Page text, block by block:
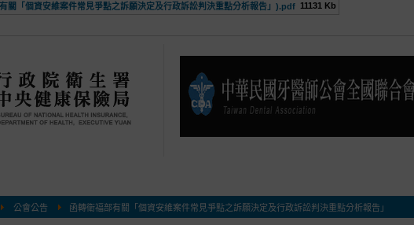
關「個資安維案件常見爭點之訴願決定及行政訴訟判決重點分析報告」).pdf 11131 Kb
公會公告 函轉衛福部有關「個資安維案件常見爭點之訴願決定及行政訴訟判決重點分析報告」